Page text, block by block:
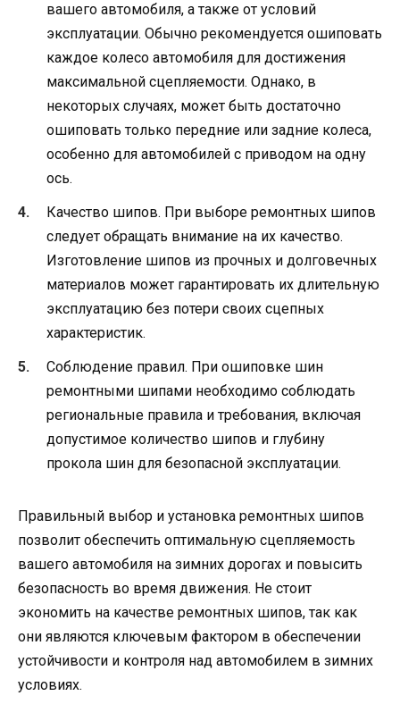
вашего автомобиля, а также от условий
эксплуатации. Обычно рекомендуется ошиповать
каждое колесо автомобиля для достижения
максимальной сцепляемости. Однако, в
некоторых случаях, может быть достаточно
ошиповать только передние или задние колеса,
особенно для автомобилей с приводом на одну
ось.
Качество шипов. При выборе ремонтных шипов
следует обращать внимание на их качество.
Изготовление шипов из прочных и долговечных
материалов может гарантировать их длительную
эксплуатацию без потери своих сцепных
характеристик.
Соблюдение правил. При ошиповке шин
ремонтными шипами необходимо соблюдать
региональные правила и требования, включая
допустимое количество шипов и глубину
прокола шин для безопасной эксплуатации.
Правильный выбор и установка ремонтных шипов
позволит обеспечить оптимальную сцепляемость
вашего автомобиля на зимних дорогах и повысить
безопасность во время движения. Не стоит
экономить на качестве ремонтных шипов, так как
они являются ключевым фактором в обеспечении
устойчивости и контроля над автомобилем в зимних
условиях.